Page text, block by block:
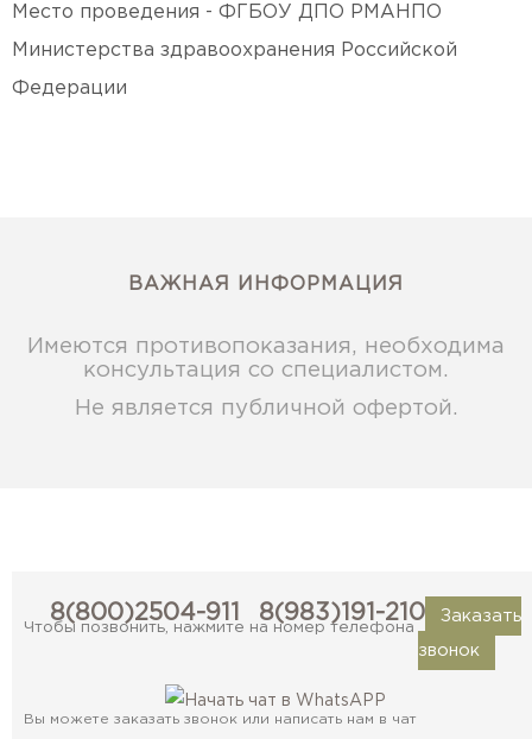
Место проведения - ФГБОУ ДПО РМАНПО
Министерства здравоохранения Российской
Федерации
ВАЖНАЯ ИНФОРМАЦИЯ
Имеются противопоказания, необходима
консультация со специалистом.
Не является публичной офертой.
8(800)2504-911 8(983)191-2101
Чтобы позвонить, нажмите на номер телефона
Заказать
звонок
Вы можете заказать звонок или написать нам в чат